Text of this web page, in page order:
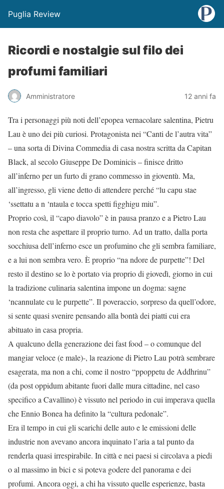
Puglia Review
Ricordi e nostalgie sul filo dei
profumi familiari
Amministratore 12 anni fa
Tra i personaggi più noti dell’epopea vernacolare salentina, Pietru
Lau è uno dei più curiosi. Protagonista nei “Canti de l’autra vita”
– una sorta di Divina Commedia di casa nostra scritta da Capitan
Black, al secolo Giuseppe De Dominicis – finisce dritto
all’inferno per un furto di grano commesso in gioventù. Ma,
all’ingresso, gli viene detto di attendere perché “lu capu stae
‘ssettatu a n ‘ntaula e tocca spetti figghigu miu”.
Proprio così, il “capo diavolo” è in pausa pranzo e a Pietro Lau
non resta che aspettare il proprio turno. Ad un tratto, dalla porta
socchiusa dell’inferno esce un profumino che gli sembra familiare,
e a lui non sembra vero. È proprio “na ndore de purpette”! Del
resto il destino se lo è portato via proprio di giovedì, giorno in cui
la tradizione culinaria salentina impone un dogma: sagne
‘ncannulate cu le purpette”. Il poveraccio, sorpreso da quell’odore,
si sente quasi svenire pensando alla bontà dei piatti cui era
abituato in casa propria.
A qualcuno della generazione dei fast food – o comunque del
mangiar veloce (e male)-, la reazione di Pietro Lau potrà sembrare
esagerata, ma non a chi, come il nostro “ppoppetu de Addhrinu”
(da post oppidum abitante fuori dalle mura cittadine, nel caso
specifico a Cavallino) è vissuto nel periodo in cui imperava quella
che Ennio Bonea ha definito la “cultura pedonale”.
Era il tempo in cui gli scarichi delle auto e le emissioni delle
industrie non avevano ancora inquinato l’aria a tal punto da
renderla quasi irrespirabile. In città e nei paesi si circolava a piedi
o al massimo in bici e si poteva godere del panorama e dei
profumi. Ancora oggi, a chi ha vissuto quelle esperienze, basta